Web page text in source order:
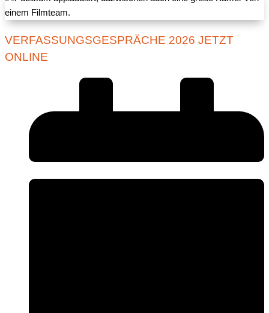
VERFASSUNGSGESPRÄCHE 2026 JETZT
ONLINE